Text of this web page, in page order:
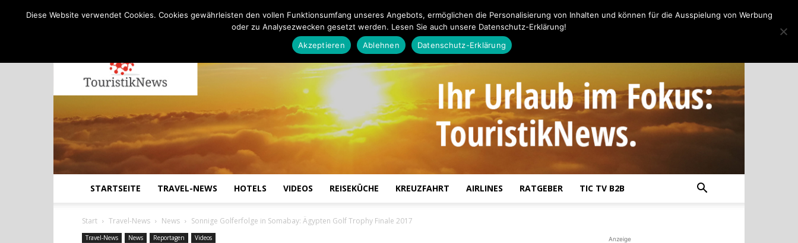
STARTSEITE TRAVEL-NEWS HOTELS VIDEOS REISEKÜCHE KREUZFAHRT AIRLINES RATGEBER TIC TV B2B
Start Travel-News News Sonnige Golferfolge in Somabay: Ägypten Golf Trophy Finale 2017
Travel-News News Reportagen Videos Anzeige
Diese Website verwendet Cookies. Cookies gewährleisten den vollen Funktionsumfang unseres Angebots, ermöglichen die Personalisierung von Inhalten und können für die Ausspielung von Werbung
oder zu Analysezwecken gesetzt werden. Lesen Sie auch unsere Datenschutz-Erklärung!
Akzeptieren
Ablehnen Datenschutz-Erklärung